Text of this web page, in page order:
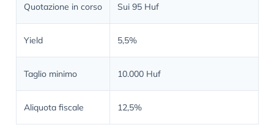
Quotazione in corso Sui 95 Huf
Yield 5,5%
Taglio minimo 10.000 Huf
Aliquota fiscale 12,5%